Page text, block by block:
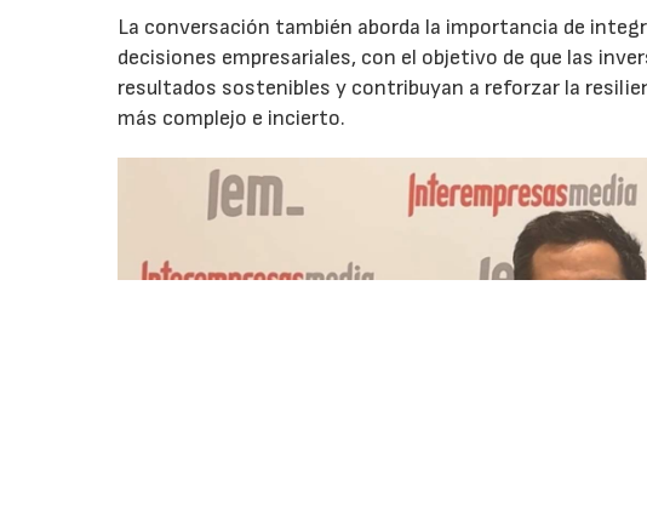
La conversación también aborda la importancia de
decisiones empresariales, con el objetivo de que las
resultados sostenibles y contribuyan a reforzar la
más complejo e incierto.